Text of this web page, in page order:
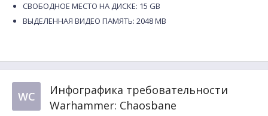
СВОБОДНОЕ МЕСТО НА ДИСКЕ: 15 GB
ВЫДЕЛЕННАЯ ВИДЕО ПАМЯТЬ: 2048 MB
WC
Инфографика требовательности
Warhammer: Chaosbane